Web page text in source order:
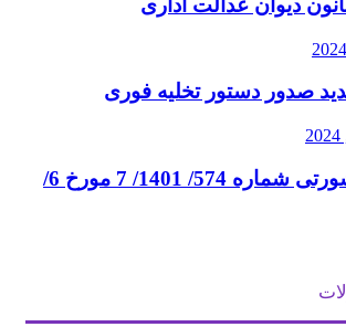
صدور دستور تخلیه فوری
نظریه مشورتی شماره 574/ 1401/ 7 مورخ 6/